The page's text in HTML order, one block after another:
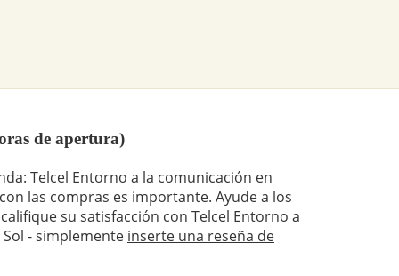
de apertura)
Telcel Entorno a la comunicación en
las compras es importante. Ayude a los
su satisfacción con Telcel Entorno a
- simplemente inserte una reseña de